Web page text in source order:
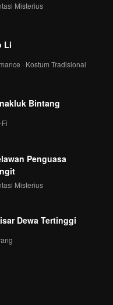
Misterius
Li
· Kostum Tradisional
Bintang
Penguasa
Misterius
Dewa Tertinggi